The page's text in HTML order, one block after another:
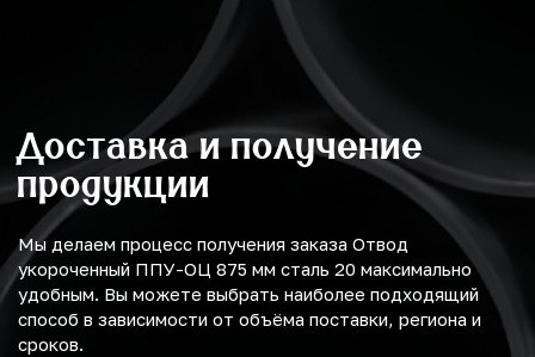
Доставка и получение
продукции
Мы делаем процесс получения заказа Отвод
укороченный ППУ-ОЦ 875 мм сталь 20 максимально
удобным. Вы можете выбрать наиболее подходящий
способ в зависимости от объёма поставки, региона и
сроков.